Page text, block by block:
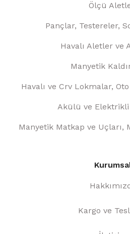
Ölçü
Pançlar, Testereler,
Havalı Aletler ve
Manyetik
Havalı ve Crv Lokmalar,
Akülü ve
Manyetik Matkap ve Uçları,
Kargo ve